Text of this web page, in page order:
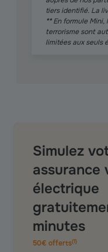
tiers identifié. La
**En formule
terrorisme sont
limitées aux seuls
Simulez
assurance
électrique
minutes
50€ offerts(1)